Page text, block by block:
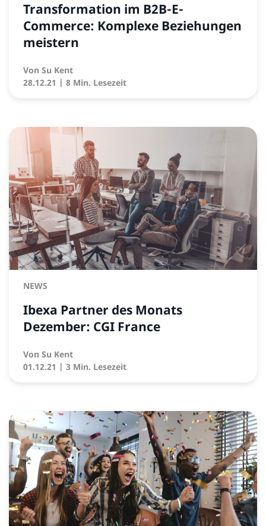
Transformation im B2B-E-
Commerce: Komplexe Beziehungen
meistern
Von Su Kent
28.12.21 | 8 Min. Lesezeit
NEWS
Ibexa Partner des Monats
Dezember: CGI France
Von Su Kent
01.12.21 | 3 Min. Lesezeit